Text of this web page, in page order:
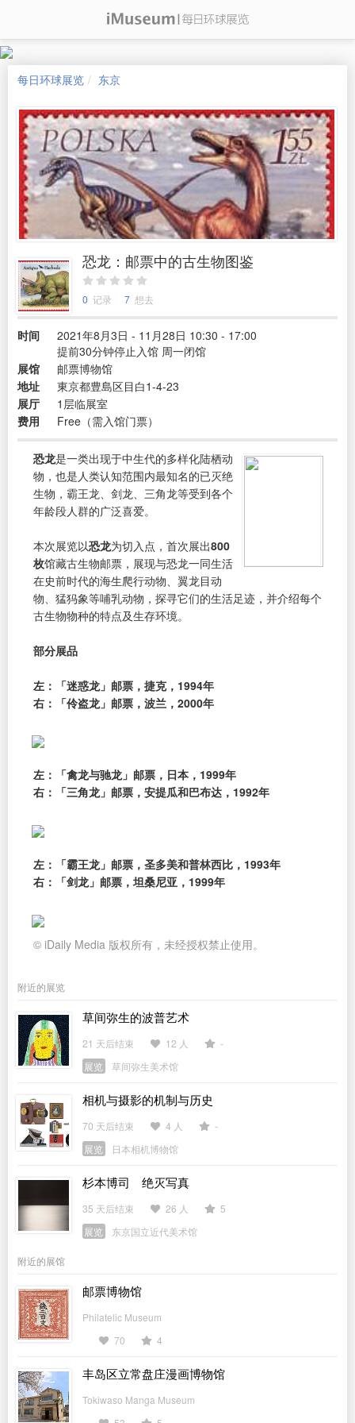
每日环球展览 东京
恐龙：邮票中的古生物图鉴
0 记录 7 想去
时间
2021年8月3日 - 11月28日 10:30 - 17:00
提前30分钟停止入馆 周一闭馆
展馆
邮票博物馆
地址
東京都豊島区目白1-4-23
展厅
1层临展室
费用
Free（需入馆门票）
恐龙是一类出现于中生代的多样化陆栖动
物，也是人类认知范围内最知名的已灭绝
生物，霸王龙、剑龙、三角龙等受到各个
年龄段人群的广泛喜爱。
本次展览以恐龙为切入点，首次展出800
枚馆藏古生物邮票，展现与恐龙一同生活
在史前时代的海生爬行动物、翼龙目动
物、猛犸象等哺乳动物，探寻它们的生活足迹，并介绍每个
古生物物种的特点及生存环境。
部分展品
左：「迷惑龙」邮票，捷克，1994年
右：「伶盗龙」邮票，波兰，2000年
左：「禽龙与驰龙」邮票，日本，1999年
右：「三角龙」邮票，安提瓜和巴布达，1992年
左：「霸王龙」邮票，圣多美和普林西比，1993年
右：「剑龙」邮票，坦桑尼亚，1999年
© iDaily Media 版权所有，未经授权禁止使用。
附近的展览
草间弥生的波普艺术
21 天后结束 12 人
-
展览
草间弥生美术馆
相机与摄影的机制与历史
70 天后结束 4 人
-
展览
日本相机博物馆
杉本博司 绝灭写真
35 天后结束 26 人
5
展览
东京国立近代美术馆
附近的展馆
邮票博物馆
Philatelic Museum
70
4
丰岛区立常盘庄漫画博物馆
Tokiwaso Manga Museum